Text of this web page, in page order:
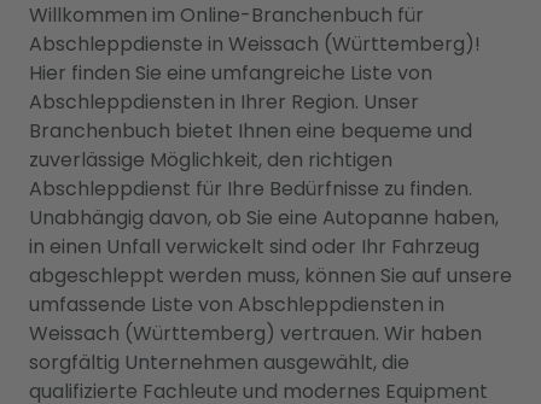
Willkommen im Online-Branchenbuch für
Abschleppdienste in Weissach (Württemberg)!
Hier finden Sie eine umfangreiche Liste von
Abschleppdiensten in Ihrer Region. Unser
Branchenbuch bietet Ihnen eine bequeme und
zuverlässige Möglichkeit, den richtigen
Abschleppdienst für Ihre Bedürfnisse zu finden.
Unabhängig davon, ob Sie eine Autopanne haben,
in einen Unfall verwickelt sind oder Ihr Fahrzeug
abgeschleppt werden muss, können Sie auf unsere
umfassende Liste von Abschleppdiensten in
Weissach (Württemberg) vertrauen. Wir haben
sorgfältig Unternehmen ausgewählt, die
qualifizierte Fachleute und modernes Equipment